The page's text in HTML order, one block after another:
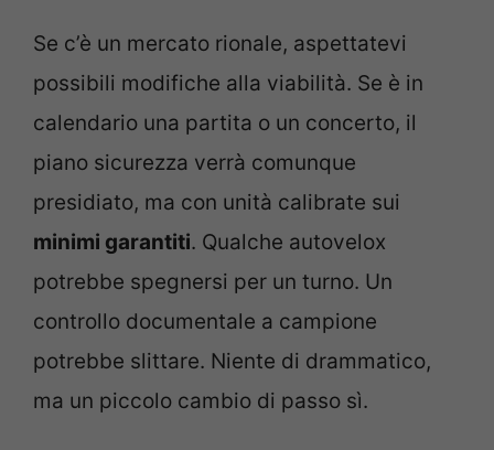
Se c’è un mercato rionale, aspettatevi
possibili modifiche alla viabilità. Se è in
calendario una partita o un concerto, il
piano sicurezza verrà comunque
presidiato, ma con unità calibrate sui
minimi garantiti. Qualche autovelox
potrebbe spegnersi per un turno. Un
controllo documentale a campione
potrebbe slittare. Niente di drammatico,
ma un piccolo cambio di passo sì.